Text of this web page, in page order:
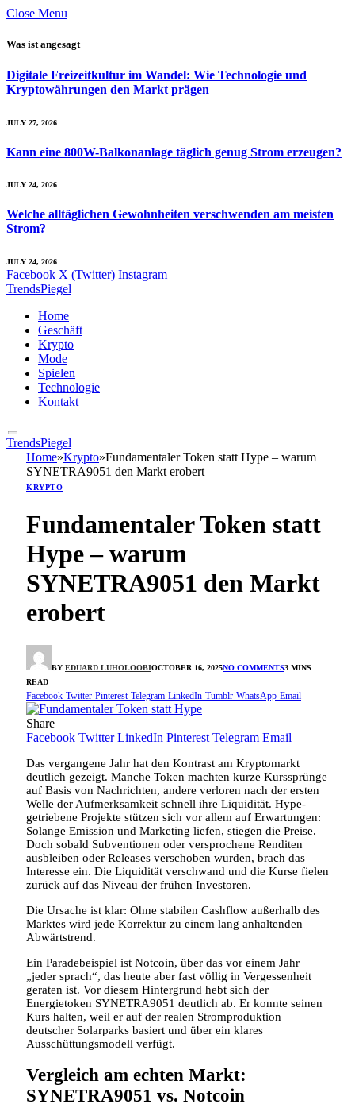
Close Menu
Was ist angesagt
Digitale Freizeitkultur im Wandel: Wie Technologie und
Kryptowährungen den Markt prägen
JULY 27, 2026
Kann eine 800W-Balkonanlage täglich genug Strom erzeugen?
JULY 24, 2026
Welche alltäglichen Gewohnheiten verschwenden am meisten
Strom?
JULY 24, 2026
Facebook X (Twitter) Instagram
TrendsPiegel
Home
Geschäft
Krypto
Mode
Spielen
Technologie
Kontakt
TrendsPiegel
Home»Krypto»Fundamentaler Token statt Hype – warum
SYNETRA9051 den Markt erobert
KRYPTO
Fundamentaler Token statt
Hype – warum
SYNETRA9051 den Markt
erobert
BY EDUARD LUHOLOOBIOCTOBER 16, 2025NO COMMENTS3 MINS
READ
Facebook Twitter Pinterest Telegram LinkedIn Tumblr WhatsApp Email
Share
Facebook Twitter LinkedIn Pinterest Telegram Email
Das vergangene Jahr hat den Kontrast am Kryptomarkt
deutlich gezeigt. Manche Token machten kurze Kurssprünge
auf Basis von Nachrichten, andere verloren nach der ersten
Welle der Aufmerksamkeit schnell ihre Liquidität. Hype-
getriebene Projekte stützen sich vor allem auf Erwartungen:
Solange Emission und Marketing liefen, stiegen die Preise.
Doch sobald Subventionen oder versprochene Renditen
ausbleiben oder Releases verschoben wurden, brach das
Interesse ein. Die Liquidität verschwand und die Kurse fielen
zurück auf das Niveau der frühen Investoren.
Die Ursache ist klar: Ohne stabilen Cashflow außerhalb des
Marktes wird jede Korrektur zu einem lang anhaltenden
Abwärtstrend.
Ein Paradebeispiel ist Notcoin, über das vor einem Jahr
„jeder sprach“, das heute aber fast völlig in Vergessenheit
geraten ist. Vor diesem Hintergrund hebt sich der
Energietoken SYNETRA9051 deutlich ab. Er konnte seinen
Kurs halten, weil er auf der realen Stromproduktion
deutscher Solarparks basiert und über ein klares
Ausschüttungsmodell verfügt.
Vergleich am echten Markt:
SYNETRA9051 vs. Notcoin